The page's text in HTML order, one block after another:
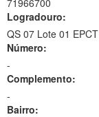
71966700
Logradouro:
QS 07 Lote 01 EPCT
Número:
-
Complemento:
-
Bairro: